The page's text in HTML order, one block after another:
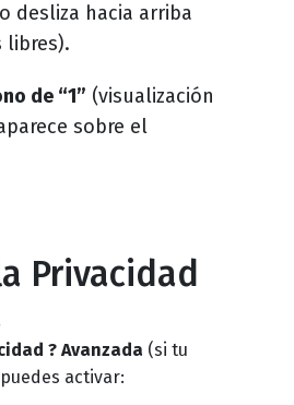
desliza hacia arriba
libres).
de “1” (visualización
sobre el
Privacidad
? Avanzada (si tu
activar: